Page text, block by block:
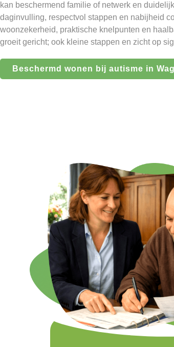
kan beschermend familie of netwerk en
daginvulling, respectvol stappen en nabijheid
woonzekerheid, praktische knelpunten en
groeit gericht; ook kleine stappen en zicht op
Beschermd wonen bij autisme in